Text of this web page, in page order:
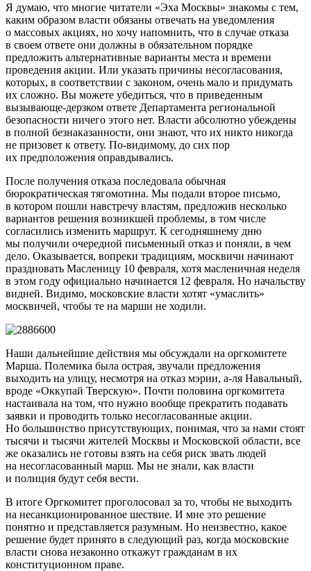
Я думаю, что многие читатели «Эха Москвы» знакомы с тем,
каким образом власти обязаны отвечать на уведомления
о массовых акциях, но хочу напомнить, что в случае отказа
в своем ответе они должны в обязательном порядке
предложить альтернативные варианты места и времени
проведения акции. Или указать причины несогласования,
которых, в соответствии с законом, очень мало и придумать
их сложно. Вы можете убедиться, что в приведенным
вызывающе-дерзком ответе Департамента региональной
безопасности ничего этого нет. Власти абсолютно убеждены
в полной безнаказанности, они знают, что их никто никогда
не призовет к ответу. По-видимому, до сих пор
их предположения оправдывались.
После получения отказа последовала обычная
бюрократическая тягомотина. Мы подали второе письмо,
в котором пошли навстречу властям, предложив несколько
вариантов решения возникшей проблемы, в том числе
согласились изменить маршрут. К сегодняшнему дню
мы получили очередной письменный отказ и поняли, в чем
дело. Оказывается, вопреки традициям, москвичи начинают
праздновать Масленицу 10 февраля, хотя масленичная неделя
в этом году официально начинается 12 февраля. Но начальству
видней. Видимо, московские власти хотят «умаслить»
москвичей, чтобы те на марши не ходили.
Наши дальнейшие действия мы обсуждали на оргкомитете
Марша. Полемика была острая, звучали предложения
выходить на улицу, несмотря на отказ мэрии, а-ля Навальный,
вроде «Оккупай Тверскую». Почти половина оргкомитета
настаивала на том, что нужно вообще прекратить подавать
заявки и проводить только несогласованные акции.
Но большинство присутствующих, понимая, что за нами стоят
тысячи и тысячи жителей Москвы и Московской области, все
же оказались не готовы взять на себя риск звать людей
на несогласованный марш. Мы не знали, как власти
и полиция будут себя вести.
В итоге Оргкомитет проголосовал за то, чтобы не выходить
на несанкционированное шествие. И мне это решение
понятно и представляется разумным. Но неизвестно, какое
решение будет принято в следующий раз, когда московские
власти снова незаконно откажут гражданам в их
конституционном праве.